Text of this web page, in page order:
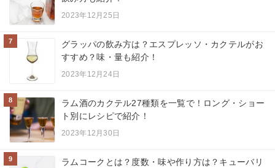
2023年12月25日
7
グラッパの飲み方は？エスプレッソ・カクテルがお
すすめ？味・量も紹介！
2023年12月24日
8
ラム酒のカクテル27種類を一覧で！ロング・ショー
ト別にレシピで紹介！
2023年12月30日
9
ラムコークとは？度数・味や作り方は？キューバリ